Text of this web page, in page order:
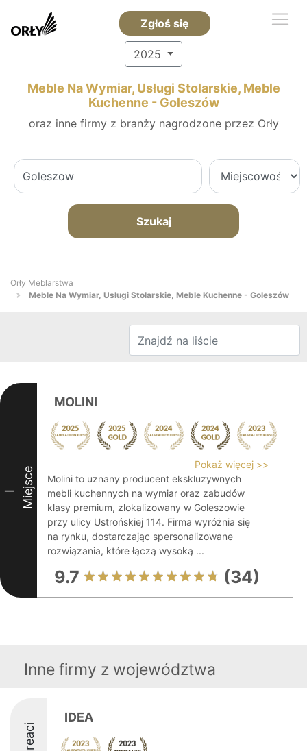
Zgłoś się
2025
Meble Na Wymiar, Usługi Stolarskie, Meble
Kuchenne - Goleszów
oraz inne firmy z branży nagrodzone przez Orły
Szukaj
Orły Meblarstwa
Meble Na Wymiar, Usługi Stolarskie, Meble Kuchenne - Goleszów
I Miejsce
MOLINI
Pokaż więcej >>
Molini to uznany producent ekskluzywnych
mebli kuchennych na wymiar oraz zabudów
klasy premium, zlokalizowany w Goleszowie
przy ulicy Ustrońskiej 114. Firma wyróżnia się
na rynku, dostarczając spersonalizowane
rozwiązania, które łączą wysoką ...
9.7 (34)
Inne firmy z województwa
IDEA